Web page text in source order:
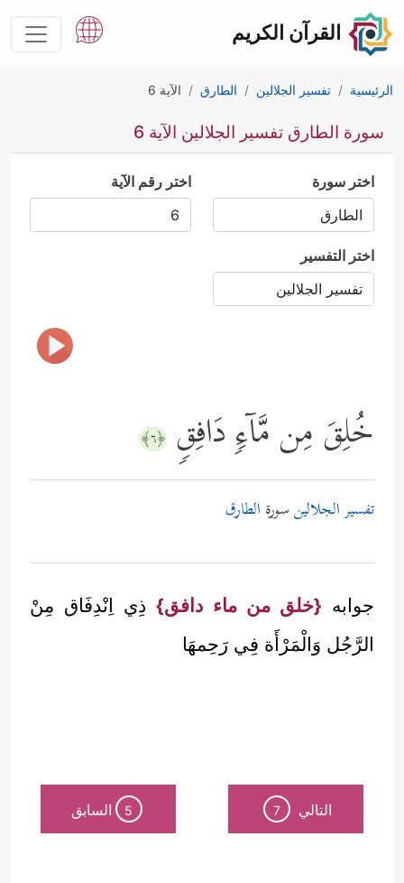
القرآن الكريم
الرئيسية تفسير الجلالين الطارق الآية 6
سورة الطارق تفسير الجلالين الآية 6
اختر سورة اختر رقم الآية
اختر التفسير
خُلِقَ مِن مَّاۤءࣲ دَافِقࣲ ﴿٦﴾
تفسير الجلالينسورة الطارق
جوابه {خلق من ماء دافق}ذِي اِنْدِفَاق مِنْ
الرَّجُل وَالْمَرْأَة فِي رَحِمهَا
التالي 7
5 السابق